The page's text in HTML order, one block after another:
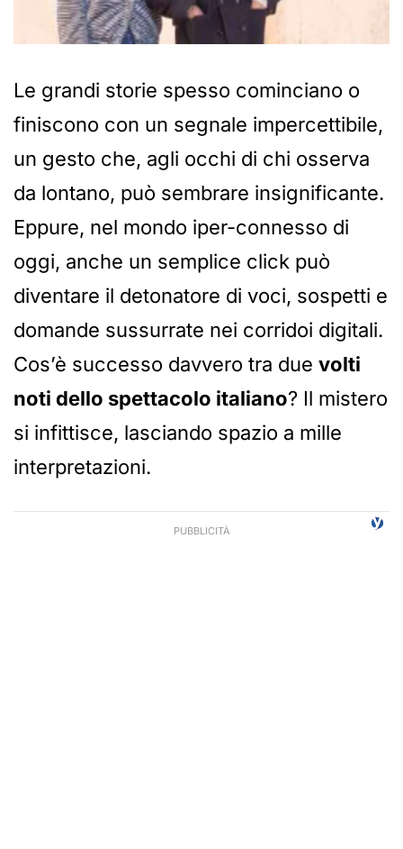
Le grandi storie spesso cominciano o
finiscono con un segnale impercettibile,
un gesto che, agli occhi di chi osserva
da lontano, può sembrare insignificante.
Eppure, nel mondo iper-connesso di
oggi, anche un semplice click può
diventare il detonatore di voci, sospetti e
domande sussurrate nei corridoi digitali.
Cos’è successo davvero tra due volti
noti dello spettacolo italiano? Il mistero
si infittisce, lasciando spazio a mille
interpretazioni.